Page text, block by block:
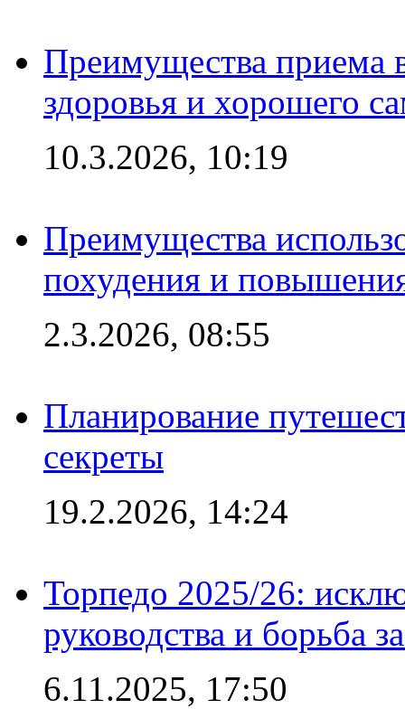
Преимущества приема
здоровья и хорошего
10.3.2026, 10:19
Преимущества
похудения и
2.3.2026, 08:55
Планирование
секреты
19.2.2026, 14:24
Торпедо 2025/26:
руководства и борьба
6.11.2025, 17:50